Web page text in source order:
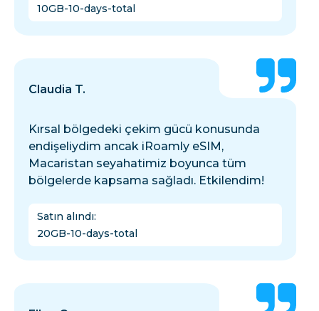
10GB-10-days-total
Claudia T.
Kırsal bölgedeki çekim gücü konusunda
endişeliydim ancak iRoamly eSIM,
Macaristan seyahatimiz boyunca tüm
bölgelerde kapsama sağladı. Etkilendim!
Satın alındı:
20GB-10-days-total